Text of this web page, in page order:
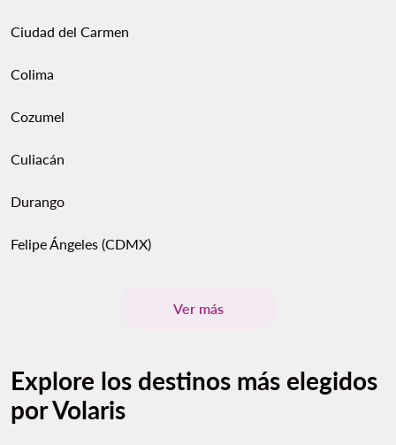
Ciudad del Carmen
Colima
Cozumel
Culiacán
Durango
Felipe Ángeles (CDMX)
Ver más
Explore los destinos más elegidos
por Volaris